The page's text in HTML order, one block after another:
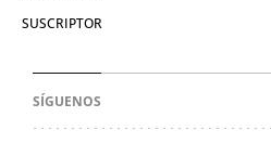
SUSCRIPTOR
SÍGUENOS